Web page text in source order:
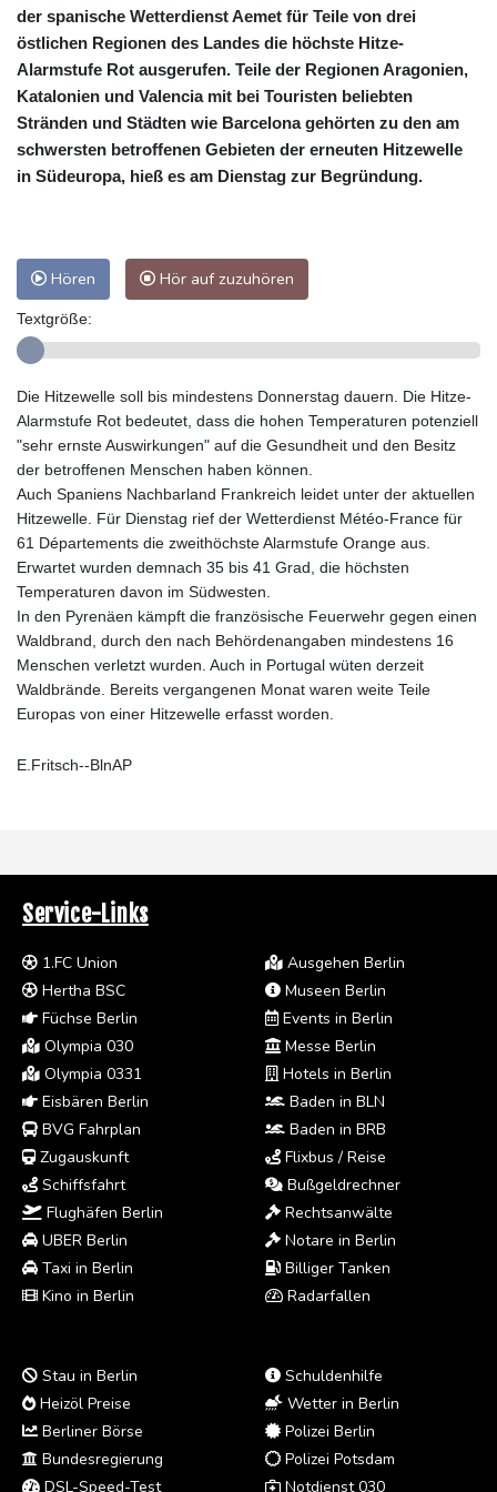
der spanische Wetterdienst Aemet für Teile von drei
östlichen Regionen des Landes die höchste Hitze-
Alarmstufe Rot ausgerufen. Teile der Regionen Aragonien,
Katalonien und Valencia mit bei Touristen beliebten
Stränden und Städten wie Barcelona gehörten zu den am
schwersten betroffenen Gebieten der erneuten Hitzewelle
in Südeuropa, hieß es am Dienstag zur Begründung.
Hören Hör auf zuzuhören
Textgröße:
Die Hitzewelle soll bis mindestens Donnerstag dauern. Die Hitze-
Alarmstufe Rot bedeutet, dass die hohen Temperaturen potenziell
"sehr ernste Auswirkungen" auf die Gesundheit und den Besitz
der betroffenen Menschen haben können.
Auch Spaniens Nachbarland Frankreich leidet unter der aktuellen
Hitzewelle. Für Dienstag rief der Wetterdienst Météo-France für
61 Départements die zweithöchste Alarmstufe Orange aus.
Erwartet wurden demnach 35 bis 41 Grad, die höchsten
Temperaturen davon im Südwesten.
In den Pyrenäen kämpft die französische Feuerwehr gegen einen
Waldbrand, durch den nach Behördenangaben mindestens 16
Menschen verletzt wurden. Auch in Portugal wüten derzeit
Waldbrände. Bereits vergangenen Monat waren weite Teile
Europas von einer Hitzewelle erfasst worden.
E.Fritsch--BlnAP
Service-Links
1.FC Union
Hertha BSC
Füchse Berlin
Olympia 030
Olympia 0331
Eisbären Berlin
BVG Fahrplan
Zugauskunft
Schiffsfahrt
Flughäfen Berlin
UBER Berlin
Taxi in Berlin
Kino in Berlin
Ausgehen Berlin
Museen Berlin
Events in Berlin
Messe Berlin
Hotels in Berlin
Baden in BLN
Baden in BRB
Flixbus / Reise
Bußgeldrechner
Rechtsanwälte
Notare in Berlin
Billiger Tanken
Radarfallen
Stau in Berlin
Heizöl Preise
Berliner Börse
Bundesregierung
DSL-Speed-Test
Schuldenhilfe
Wetter in Berlin
Polizei Berlin
Polizei Potsdam
Notdienst 030